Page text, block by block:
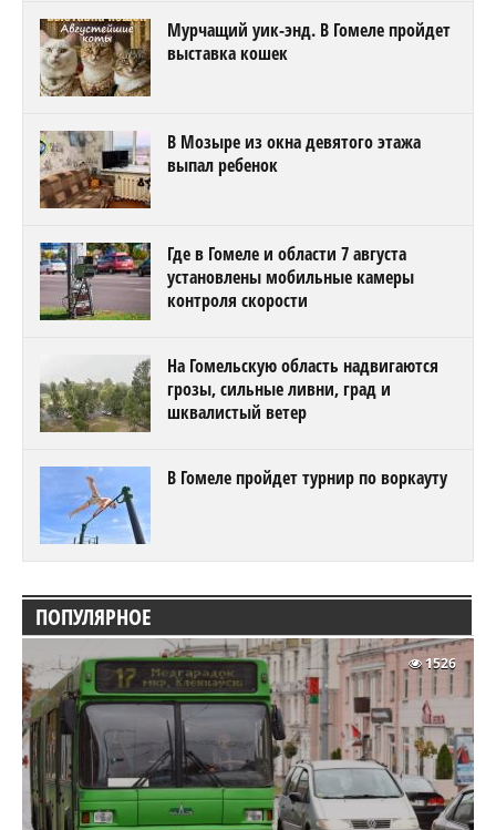
Мурчащий уик-энд. В Гомеле пройдет
выставка кошек
В Мозыре из окна девятого этажа
выпал ребенок
Где в Гомеле и области 7 августа
установлены мобильные камеры
контроля скорости
На Гомельскую область надвигаются
грозы, сильные ливни, град и
шквалистый ветер
В Гомеле пройдет турнир по воркауту
ПОПУЛЯРНОЕ
1526